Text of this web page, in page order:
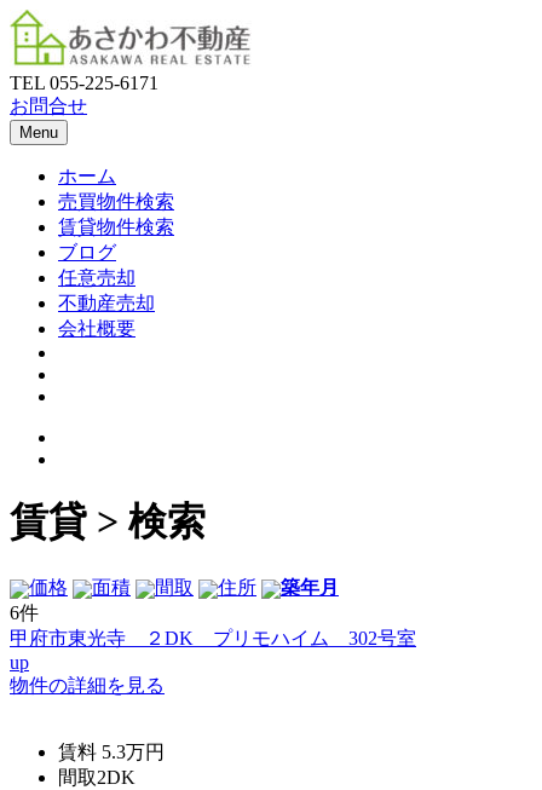
TEL 055-225-6171
お問合せ
Menu
ホーム
売買物件検索
賃貸物件検索
ブログ
任意売却
不動産売却
会社概要
賃貸 > 検索
価格 面積 間取 住所
築年月
6件
甲府市東光寺 ２DK プリモハイム 302号室
up
物件の詳細を見る
賃料 5.3万円
間取2DK